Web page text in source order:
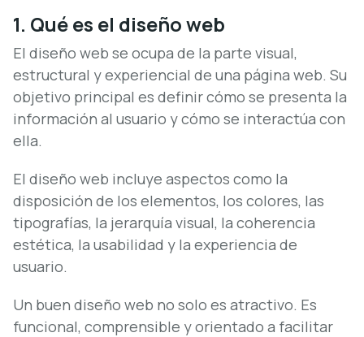
1. Qué es el diseño web
El diseño web se ocupa de la parte visual,
estructural y experiencial de una página web. Su
objetivo principal es definir cómo se presenta la
información al usuario y cómo se interactúa con
ella.
El diseño web incluye aspectos como la
disposición de los elementos, los colores, las
tipografías, la jerarquía visual, la coherencia
estética, la usabilidad y la experiencia de
usuario.
Un buen diseño web no solo es atractivo. Es
funcional, comprensible y orientado a facilitar